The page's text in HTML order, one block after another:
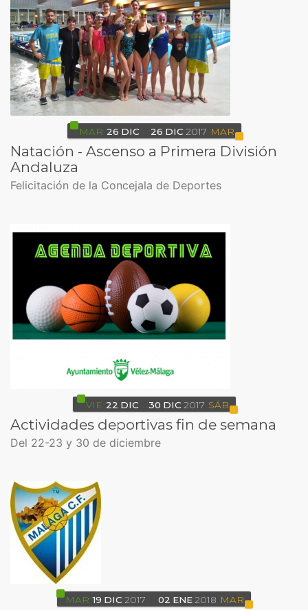
MAR 26 DIC 26 DIC 2017 MAR
Natación - Ascenso a Primera División
Andaluza
Felicitación de la Concejala de Deportes
VIE 22 DIC 30 DIC 2017 SÁB
Actividades deportivas fin de semana
Del 22-23 y 30 de diciembre
MAR 19 DIC 2017 02 ENE2018 MAR